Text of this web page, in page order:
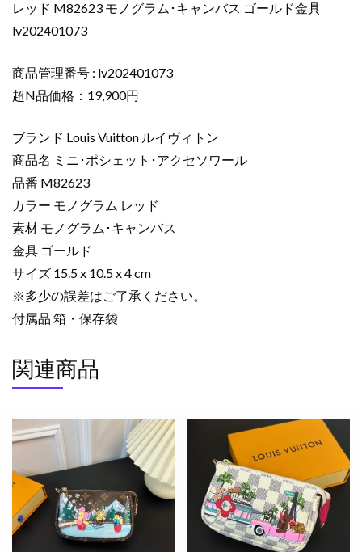
ト
ン
シ
ェ
ッ
コ
ピ
ー
ミ
ニ･
ポ
シ
ェ
ッ
ト･
ク
セ
ワ
ー
モ
グ
ラ
レッド M82623 モノグラム･キャンバス ゴールド金具
lv202401073
商品管理番号 : lv202401073
超N品価格：19,900円
ブランド Louis Vuitton ルイヴィトン
商品名 ミニ･ポシェット･アクセソワール
品番 M82623
カラー モノグラム レッド
素材 モノグラム･キャンバス
金具 ゴールド
サイズ 15.5 x 10.5 x 4 cm
※多少の誤差はご了承ください。
付属品 箱・保存袋
関連商品